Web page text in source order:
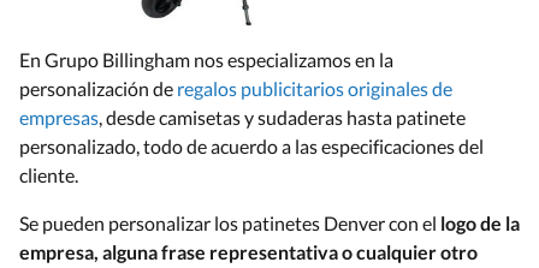
En Grupo Billingham nos especializamos en la
personalización de regalos publicitarios originales de
empresas, desde camisetas y sudaderas hasta patinete
personalizado, todo de acuerdo a las especificaciones del
cliente.
Se pueden personalizar los patinetes Denver con el logo de la
empresa, alguna frase representativa o cualquier otro